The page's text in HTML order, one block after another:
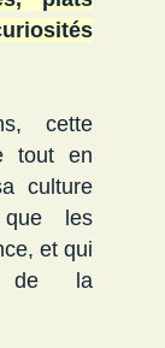
cette
tout en
culture
que les
et qui
de la